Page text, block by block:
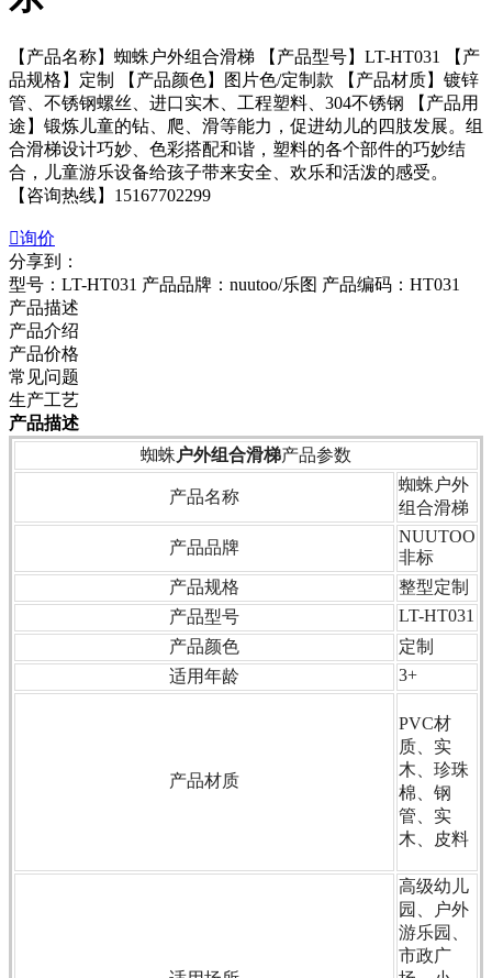
【产品名称】蜘蛛户外组合滑梯 【产品型号】LT-HT031 【产
品规格】定制 【产品颜色】图片色/定制款 【产品材质】镀锌
管、不锈钢螺丝、进口实木、工程塑料、304不锈钢 【产品用
途】锻炼儿童的钻、爬、滑等能力，促进幼儿的四肢发展。组
合滑梯设计巧妙、色彩搭配和谐，塑料的各个部件的巧妙结
合，儿童游乐设备给孩子带来安全、欢乐和活泼的感受。
【咨询热线】15167702299
询价
分享到：
型号：LT-HT031 产品品牌：nuutoo/乐图 产品编码：HT031
产品描述
产品介绍
产品价格
常见问题
生产工艺
产品描述
蜘蛛 户外组合滑梯产品参数
产品名称
蜘蛛户外
组合滑梯
产品品牌
NUUTOO
非标
产品规格
整型定制
产品型号
LT-HT031
产品颜色
定制
适用年龄
3+
产品材质
PVC材
质、实
木、珍珠
棉、钢
管、实
木、皮料
高级幼儿
园、户外
游乐园、
市政广